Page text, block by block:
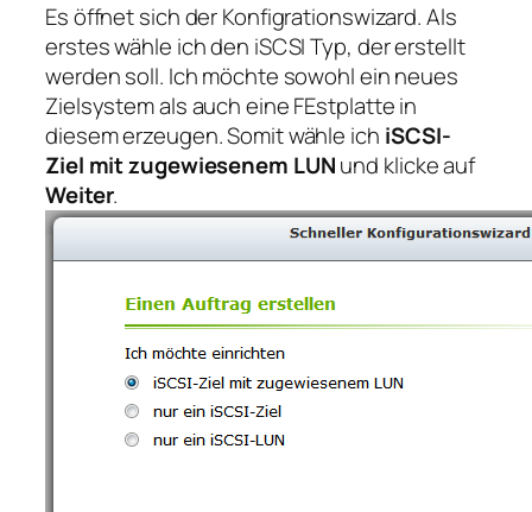
Es öffnet sich der Konfigrationswizard. Als
erstes wähle ich den iSCSI Typ, der erstellt
werden soll. Ich möchte sowohl ein neues
Zielsystem als auch eine FEstplatte in
diesem erzeugen. Somit wähle ich iSCSI-
Ziel mit zugewiesenem LUNund klicke auf
Weiter.